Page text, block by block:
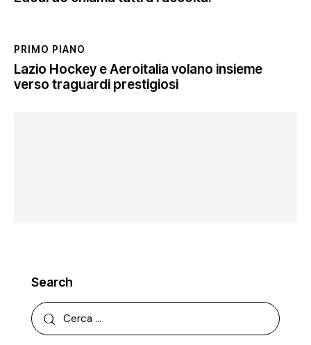
PRIMO PIANO
Lazio Hockey e Aeroitalia volano insieme
verso traguardi prestigiosi
Search